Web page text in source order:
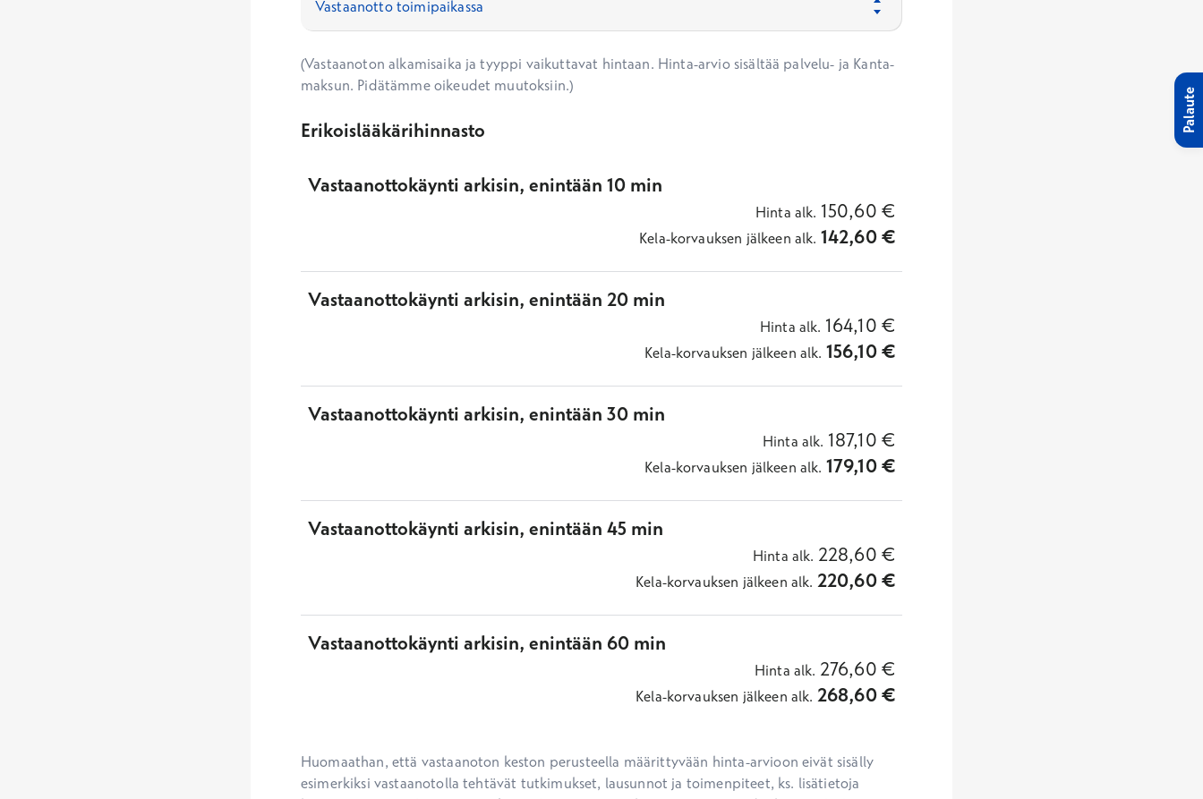
(Vastaanoton alkamisaika ja tyyppi vaikuttavat hintaan. Hinta-arvio sisältää palvelu- ja Kanta-
maksun. Pidätämme oikeudet muutoksiin.)
Erikoislääkärihinnasto
Vastaanottokäynti arkisin, enintään 10 min
Hinta alk. 150,60 €
Kela-korvauksen jälkeen alk. 142,60€
Vastaanottokäynti arkisin, enintään 20 min
Hinta alk. 164,10 €
Kela-korvauksen jälkeen alk. 156,10€
Vastaanottokäynti arkisin, enintään 30 min
Hinta alk. 187,10 €
Kela-korvauksen jälkeen alk. 179,10€
Vastaanottokäynti arkisin, enintään 45 min
Hinta alk. 228,60 €
Kela-korvauksen jälkeen alk. 220,60€
Vastaanottokäynti arkisin, enintään 60 min
Hinta alk. 276,60 €
Kela-korvauksen jälkeen alk. 268,60€
Huomaathan, että vastaanoton keston perusteella määrittyvään hinta-arvioon eivät sisälly
esimerkiksi vastaanotolla tehtävät tutkimukset, lausunnot ja toimenpiteet, ks. lisätietoja
Palaute